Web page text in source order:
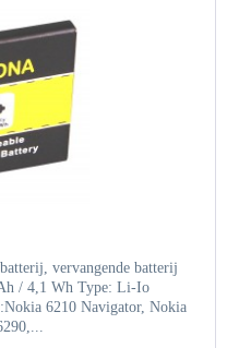
vervangende batterij
/ 4,1 Wh Type: Li-Io
6210 Navigator, Nokia